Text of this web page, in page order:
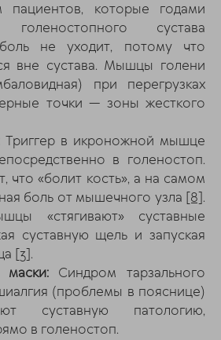
которые годами
сустава
не уходит, потому что
вне сустава. Мышцы голени
при перегрузках
точки — зоны жесткого
Триггер в икроножной мышце
в голеностоп.
что «болит кость», а на самом
боль от мышечного узла [8].
«стягивают» суставные
суставную щель и запуская
[3].
маски:Синдром тарзального
(проблемы в пояснице)
суставную патологию,
в голеностоп.